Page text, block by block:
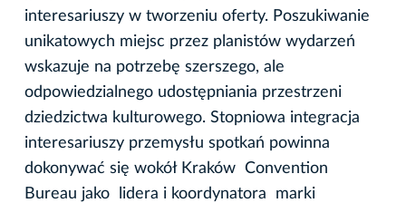
interesariuszy w tworzeniu oferty. Poszukiwanie
unikatowych miejsc przez planistów wydarzeń
wskazuje na potrzebę szerszego, ale
odpowiedzialnego udostępniania przestrzeni
dziedzictwa kulturowego. Stopniowa integracja
interesariuszy przemysłu spotkań powinna
dokonywać się wokół Kraków Convention
Bureau jako lidera i koordynatora marki